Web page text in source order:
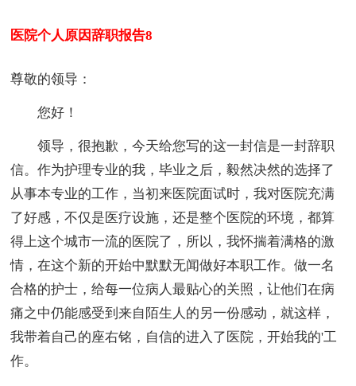
医院个人原因辞职报告8
尊敬的领导：
您好！
领导，很抱歉，今天给您写的这一封信是一封辞职
信。作为护理专业的我，毕业之后，毅然决然的选择了
从事本专业的工作，当初来医院面试时，我对医院充满
了好感，不仅是医疗设施，还是整个医院的环境，都算
得上这个城市一流的医院了，所以，我怀揣着满格的激
情，在这个新的开始中默默无闻做好本职工作。做一名
合格的护士，给每一位病人最贴心的关照，让他们在病
痛之中仍能感受到来自陌生人的另一份感动，就这样，
我带着自己的座右铭，自信的进入了医院，开始我的'工
作。